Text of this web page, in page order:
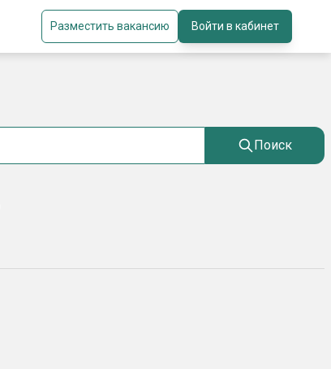
Разместить вакансию Войти в кабинет
Поиск